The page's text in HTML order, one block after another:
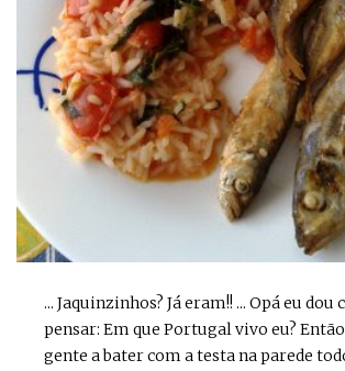
... Jaquinzinhos? Já eram!! ... Opá eu dou
pensar: Em que Portugal vivo eu?
gente a bater com a testa na parede